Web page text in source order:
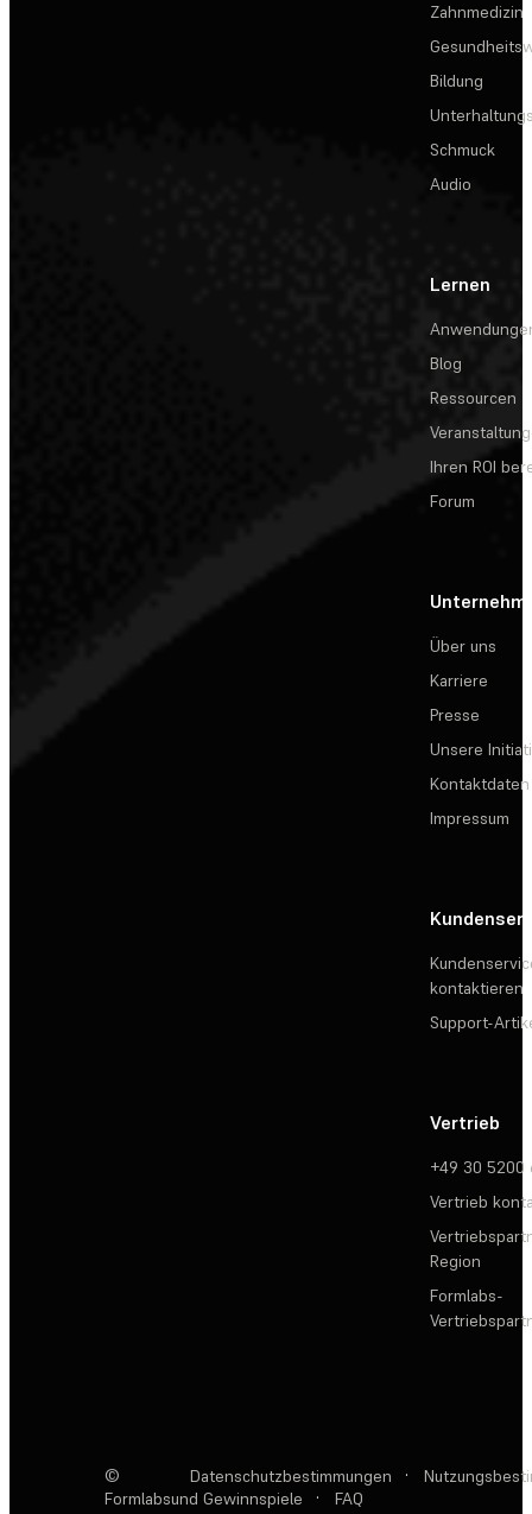
Zahnmedizin
Bildung
Schmuck
Audio
Lernen
Blog
Ressourcen
Ihren ROI
Forum
Über uns
Karriere
Presse
Unsere
Kontaktdaten
Impressum
kontaktieren
Support-
Vertrieb
+49 30 5200
Vertrieb
Region
Formlabs-
©
Formlabs
Datenschutzbestimmungen ·
und Gewinnspiele
· FAQ